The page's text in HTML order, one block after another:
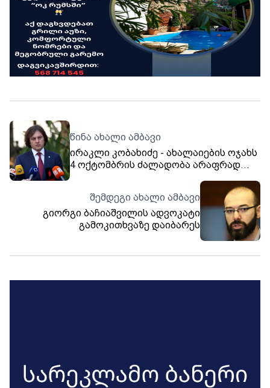
წინა ახალი ამბავი
ირაკლი კობახიძე - ახალაიების ოჯახს
4 ოქტომბრის ძალადობა არაფრად
ისინი ახორციელებდნენ გლდანის
ციხეში, როდესაც პირდაპირი
მნიშვნელობით აწამებდნენ პატიმრებს
შემდეგი ახალი ამბავი
გიორგი ბაჩიაშვილის ადვოკატი
გამოკითხვაზე დაიბარეს